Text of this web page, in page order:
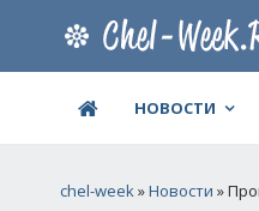
НОВОСТИ
chel-week»Новости »